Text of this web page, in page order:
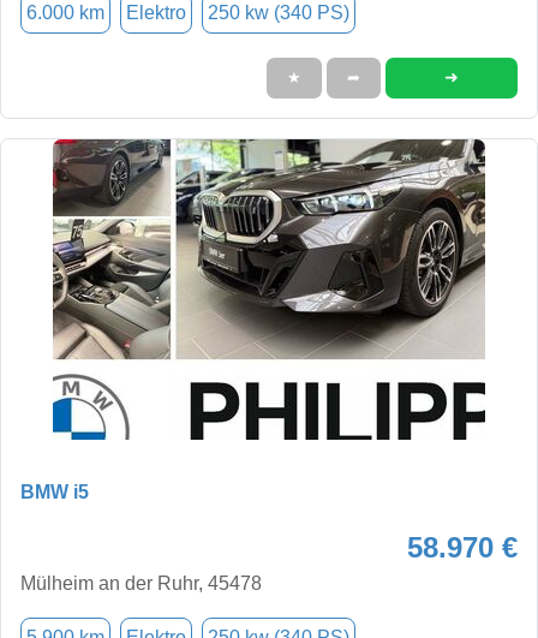
6.000 km Elektro 250 kw (340 PS)
★ ➦ ➜
BMW i5
58.970 €
Mülheim an der Ruhr, 45478